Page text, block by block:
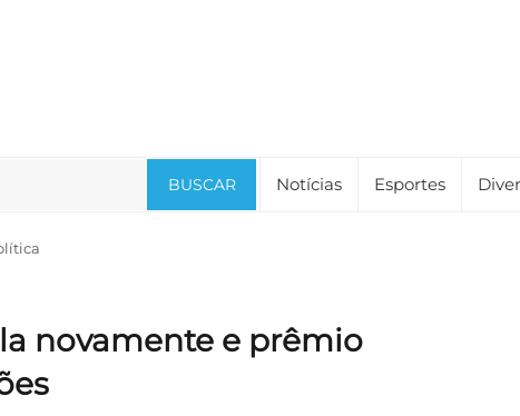
BUSCAR Notícias Esportes
novamente e prêmio